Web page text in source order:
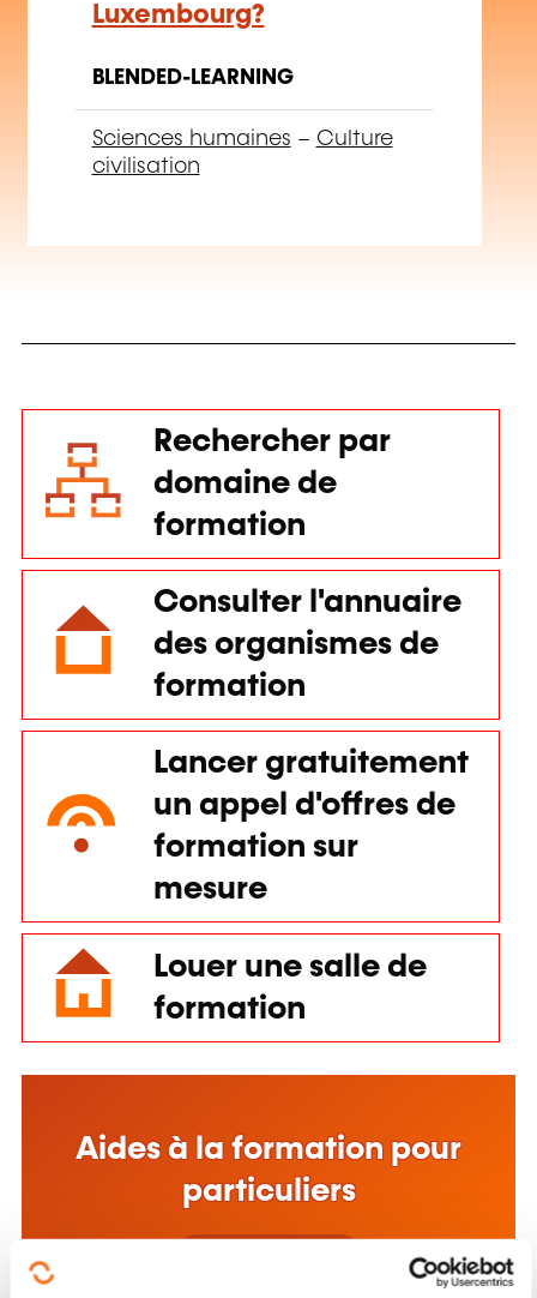
Ce site web utilise des cookies.
d'offrir des fonctionnalités relatives aux médias sociaux et
d'analyser notre trafic. Nous partageons également des
Luxembourg?
BLENDED-LEARNING
Sciences humaines – Culture
civilisation
Rechercher par
domaine de
formation
Consulter l'annuaire
des organismes de
formation
Lancer gratuitement
un appel d'offres de
formation sur
mesure
Louer une salle de
formation
Aides à la formation pour
particuliers